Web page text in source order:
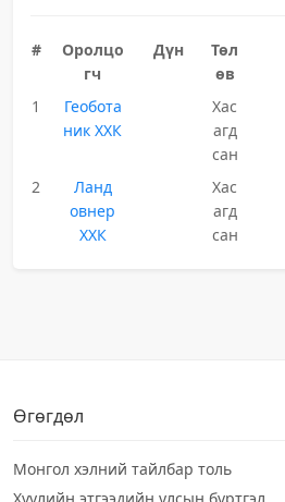
#
Оролцо
гч
Дүн
Төл
өв
1
Геобота
ник ХХК
Хас
агд
сан
2
Ланд
овнер
ХХК
Хас
агд
сан
Өгөгдөл
Монгол хэлний тайлбар толь